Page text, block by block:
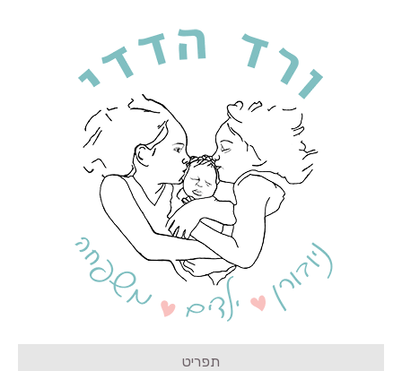
תפריט